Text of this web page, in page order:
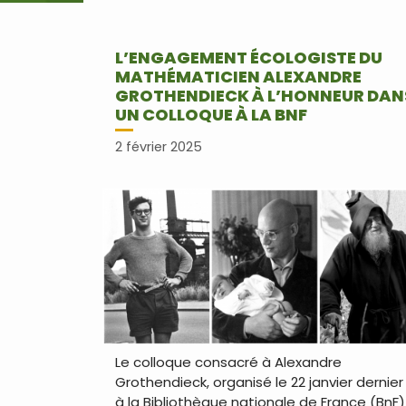
L’ENGAGEMENT ÉCOLOGISTE DU
MATHÉMATICIEN ALEXANDRE
GROTHENDIECK À L’HONNEUR
UN COLLOQUE À LA BNF
2 février 2025
Le colloque consacré à Alexandre
Grothendieck, organisé le 22 janvier dernier
à la Bibliothèque nationale de France (BnF)